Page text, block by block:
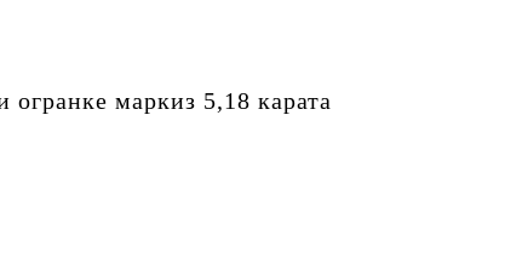
огранке маркиз 5,18 карата